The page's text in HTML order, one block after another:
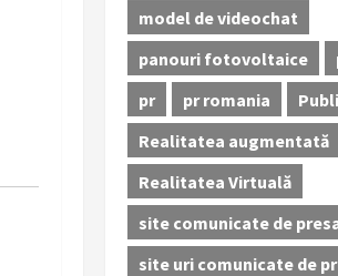
model de videochat
panouri fotovoltaice
pr
pr romania
Realitatea augmentată
Realitatea Virtuală
site comunicate de
site uri comunicate de